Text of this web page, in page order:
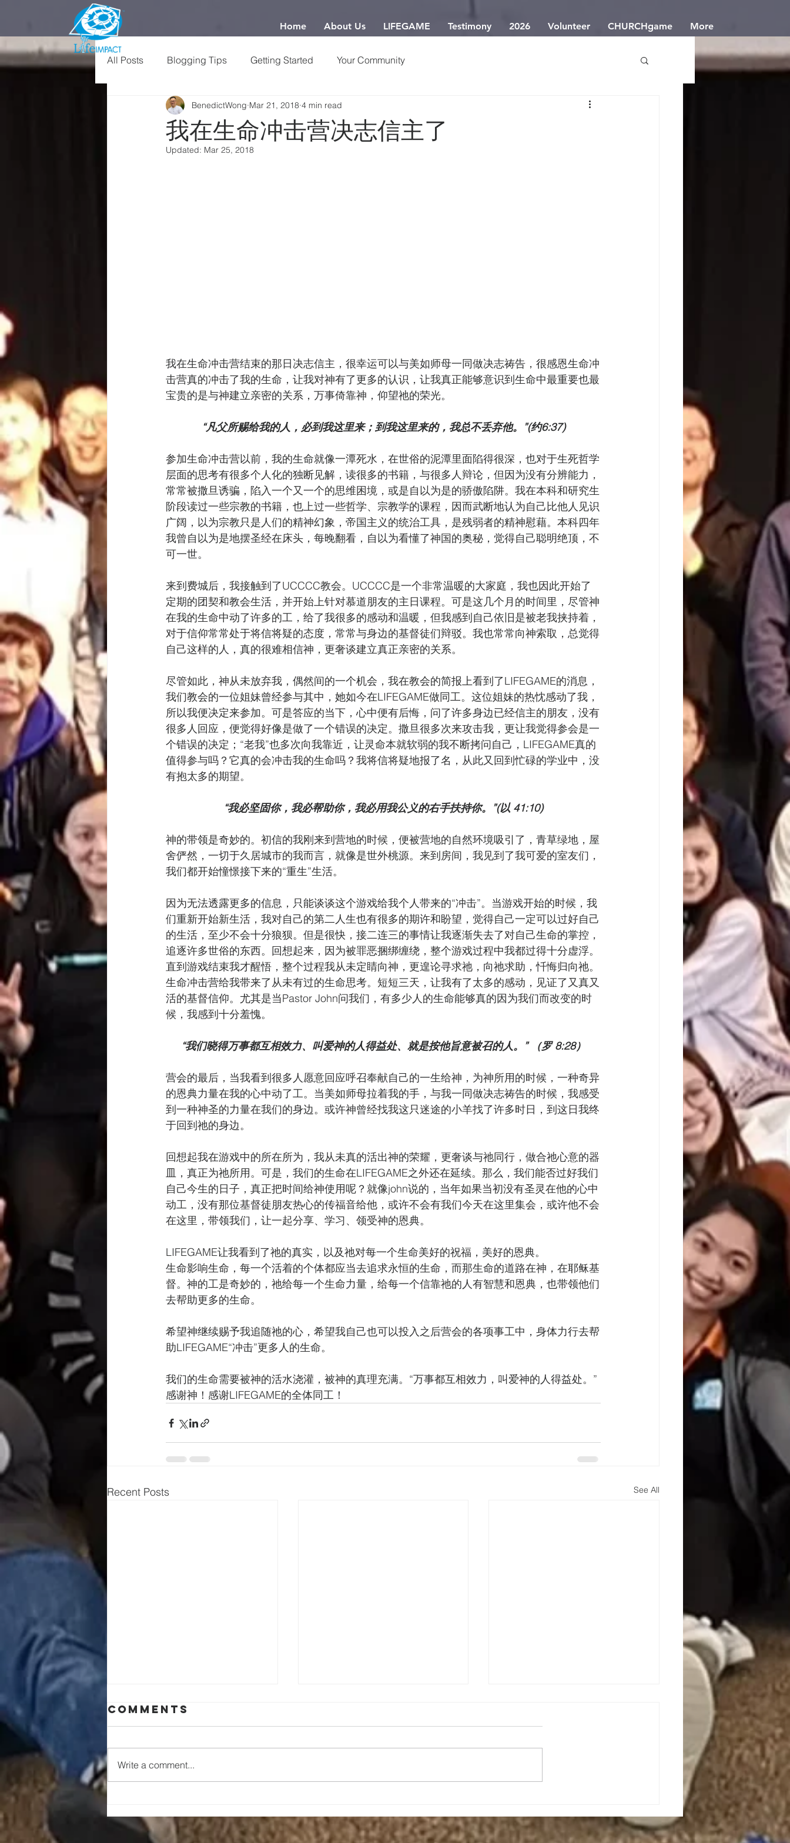
Home About Us LIFEGAME Testimony 2026 Volunteer CHURCHgame More
All Posts Blogging Tips Getting Started Your Community
我在生命冲击营决志信主了
BenedictWong Mar 21, 2018 4 min read
Updated: Mar 25, 2018
我在生命冲击营结束的那日决志信主，很幸运可以与美如师母一同做决志祷告，很感恩生命冲
击营真的冲击了我的生命，让我对神有了更多的认识，让我真正能够意识到生命中最重要也最
宝贵的是与神建立亲密的关系，万事倚靠神，仰望祂的荣光。
“凡父所赐给我的人，必到我这里来；到我这里来的，我总不丢弃他。”(约6:37)
参加生命冲击营以前，我的生命就像一潭死水，在世俗的泥潭里面陷得很深，也对于生死哲学
层面的思考有很多个人化的独断见解，读很多的书籍，与很多人辩论，但因为没有分辨能力，
常常被撒旦诱骗，陷入一个又一个的思维困境，或是自以为是的骄傲陷阱。我在本科和研究生
阶段读过一些宗教的书籍，也上过一些哲学、宗教学的课程，因而武断地认为自己比他人见识
广阔，以为宗教只是人们的精神幻象，帝国主义的统治工具，是残弱者的精神慰藉。本科四年
我曾自以为是地摆圣经在床头，每晚翻看，自以为看懂了神国的奥秘，觉得自己聪明绝顶，不
可一世。
来到费城后，我接触到了UCCCC教会。UCCCC是一个非常温暖的大家庭，我也因此开始了
定期的团契和教会生活，并开始上针对慕道朋友的主日课程。可是这几个月的时间里，尽管神
在我的生命中动了许多的工，给了我很多的感动和温暖，但我感到自己依旧是被老我挟持着，
对于信仰常常处于将信将疑的态度，常常与身边的基督徒们辩驳。我也常常向神索取，总觉得
自己这样的人，真的很难相信神，更奢谈建立真正亲密的关系。
尽管如此，神从未放弃我，偶然间的一个机会，我在教会的简报上看到了LIFEGAME的消息，
我们教会的一位姐妹曾经参与其中，她如今在LIFEGAME做同工。这位姐妹的热忱感动了我，
所以我便决定来参加。可是答应的当下，心中便有后悔，问了许多身边已经信主的朋友，没有
很多人回应，便觉得好像是做了一个错误的决定。撒旦很多次来攻击我，更让我觉得参会是一
个错误的决定；“老我”也多次向我靠近，让灵命本就软弱的我不断拷问自己，LIFEGAME真的
值得参与吗？它真的会冲击我的生命吗？我将信将疑地报了名，从此又回到忙碌的学业中，没
有抱太多的期望。
“我必坚固你，我必帮助你，我必用我公义的右手扶持你。”(以 41:10)
神的带领是奇妙的。初信的我刚来到营地的时候，便被营地的自然环境吸引了，青草绿地，屋
舍俨然，一切于久居城市的我而言，就像是世外桃源。来到房间，我见到了我可爱的室友们，
我们都开始憧憬接下来的“重生”生活。
因为无法透露更多的信息，只能谈谈这个游戏给我个人带来的“冲击”。当游戏开始的时候，我
们重新开始新生活，我对自己的第二人生也有很多的期许和盼望，觉得自己一定可以过好自己
的生活，至少不会十分狼狈。但是很快，接二连三的事情让我逐渐失去了对自己生命的掌控，
追逐许多世俗的东西。回想起来，因为被罪恶捆绑缠绕，整个游戏过程中我都过得十分虚浮。
直到游戏结束我才醒悟，整个过程我从未定睛向神，更遑论寻求祂，向祂求助，忏悔归向祂。
生命冲击营给我带来了从未有过的生命思考。短短三天，让我有了太多的感动，见证了又真又
活的基督信仰。尤其是当Pastor John问我们，有多少人的生命能够真的因为我们而改变的时
候，我感到十分羞愧。
“我们晓得万事都互相效力、叫爱神的人得益处、就是按他旨意被召的人。” （罗 8:28）
营会的最后，当我看到很多人愿意回应呼召奉献自己的一生给神，为神所用的时候，一种奇异
的恩典力量在我的心中动了工。当美如师母拉着我的手，与我一同做决志祷告的时候，我感受
到一种神圣的力量在我们的身边。或许神曾经找我这只迷途的小羊找了许多时日，到这日我终
于回到祂的身边。
回想起我在游戏中的所在所为，我从未真的活出神的荣耀，更奢谈与祂同行，做合祂心意的器
皿，真正为祂所用。可是，我们的生命在LIFEGAME之外还在延续。那么，我们能否过好我们
自己今生的日子，真正把时间给神使用呢？就像john说的，当年如果当初没有圣灵在他的心中
动工，没有那位基督徒朋友热心的传福音给他，或许不会有我们今天在这里集会，或许他不会
在这里，带领我们，让一起分享、学习、领受神的恩典。
LIFEGAME让我看到了祂的真实，以及祂对每一个生命美好的祝福，美好的恩典。
生命影响生命，每一个活着的个体都应当去追求永恒的生命，而那生命的道路在神，在耶稣基
督。神的工是奇妙的，祂给每一个生命力量，给每一个信靠祂的人有智慧和恩典，也带领他们
去帮助更多的生命。
希望神继续赐予我追随祂的心，希望我自己也可以投入之后营会的各项事工中，身体力行去帮
助LIFEGAME“冲击”更多人的生命。
我们的生命需要被神的活水浇灌，被神的真理充满。“万事都互相效力，叫爱神的人得益处。”
感谢神！感谢LIFEGAME的全体同工！
Recent Posts See All
一篇特殊的文章
鴻迪精彩地完成了主預備給她的人
中喜歡的一件事是唱歌。同時她是
非常理工的人，研究化學的，喜歡
的「慕道友」問題開始聽起來好像
有點幼稚，但很單純，反而幫助了
会里重新“活”过来了！
Comments
Write a comment...